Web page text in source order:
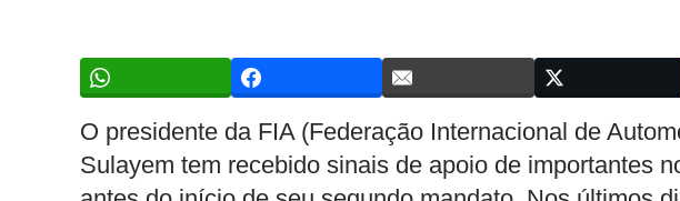
O presidente da FIA (Federação Internacional de
Sulayem tem recebido sinais de apoio de importantes